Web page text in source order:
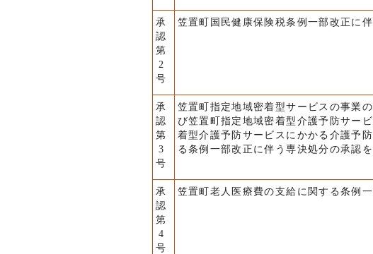
承
認
第
2
号
笠置町国民健康保険税条例一部改正に
承
認
第
3
号
笠置町指定地域密着型サービスの事業
び笠置町指定地域密着型介護予防サー
着型介護予防サービスにかかる介護予
る条例一部改正に伴う専決処分の承認
承
認
第
4
号
笠置町老人医療費の支給に関する条例